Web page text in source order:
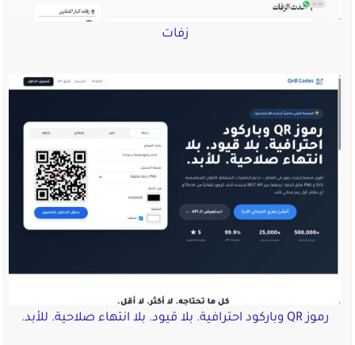
زفات
رموز QR وباركود احترافية. بلا قيود. بلا انتهاء صلاحية. للأبد.